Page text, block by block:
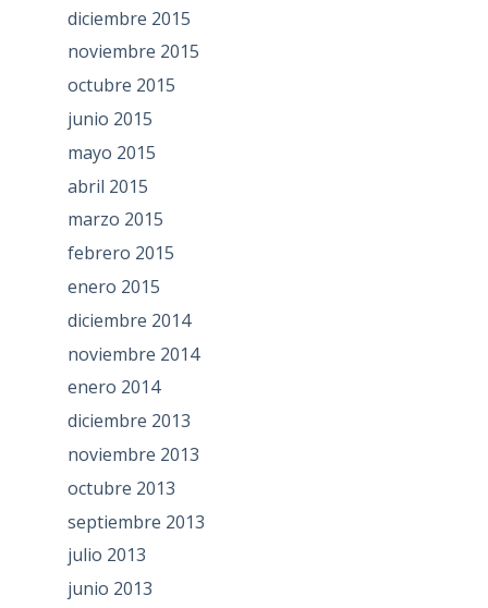
diciembre 2015
noviembre 2015
octubre 2015
junio 2015
mayo 2015
abril 2015
marzo 2015
febrero 2015
enero 2015
diciembre 2014
noviembre 2014
enero 2014
diciembre 2013
noviembre 2013
octubre 2013
septiembre 2013
julio 2013
junio 2013